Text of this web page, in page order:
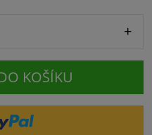
+
KOŠÍKU